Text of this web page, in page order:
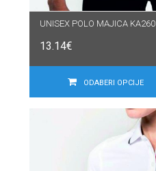
UNISEX POLO MAJICA KA260
13.14€
ODABERI OPCIJE